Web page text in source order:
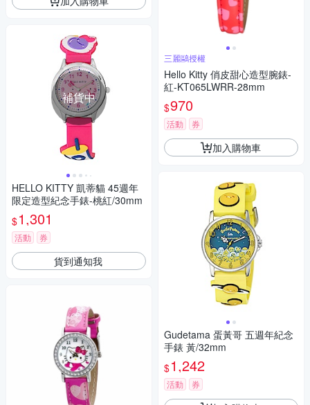
補貨中
HELLO KITTY 凱蒂貓 45週年
限定造型紀念手錶-桃紅/30mm
$1,301
活動 券
貨到通知我
三麗鷗授權
Hello Kitty 俏皮甜心造型腕錶-
紅-KT065LWRR-28mm
$970
活動 券
加入購物車
Gudetama 蛋黃哥 五週年紀念
手錶 黃/32mm
$1,242
活動 券